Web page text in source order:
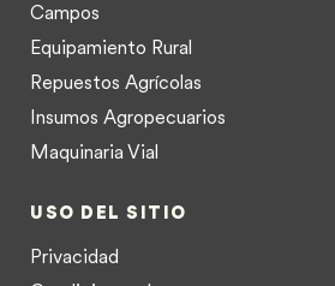
Campos
Equipamiento Rural
Repuestos Agrícolas
Insumos Agropecuarios
Maquinaria Vial
USO DEL SITIO
Privacidad